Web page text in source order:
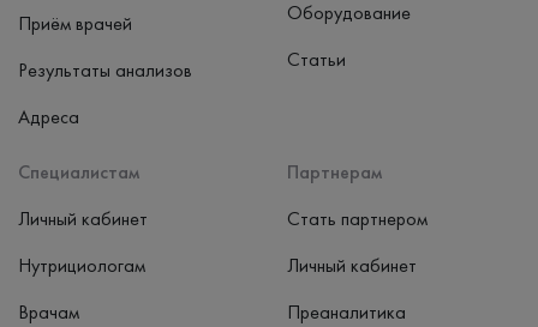
Приём врачей
Результаты анализов
Адреса
Специалистам
Личный кабинет
Нутрициологам
Врачам
Партнерам
Стать партнером
Личный кабинет
Преаналитика
Оборудование
Статьи